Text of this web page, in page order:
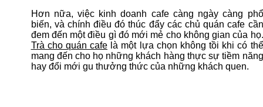
Hơn nữa, việc kinh doanh cafe càng ngày càng phổ
biến, và chính điều đó thúc đẩy các chủ quán cafe cần
đem đến một điều gì đó mới mẻ cho không gian của họ.
Trà cho quán cafe là một lựa chọn không tồi khi có thể
mang đến cho họ những khách hàng thực sự tiềm năng
hay đổi mới gu thưởng thức của những khách quen.